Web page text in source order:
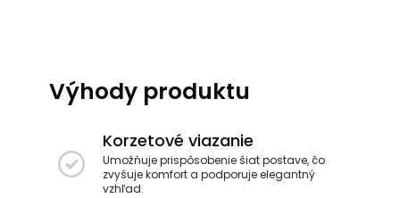
Výhody produktu
Korzetové viazanie
Umožňuje prispôsobenie šiat postave, čo
zvyšuje komfort a podporuje elegantný
vzhľad.